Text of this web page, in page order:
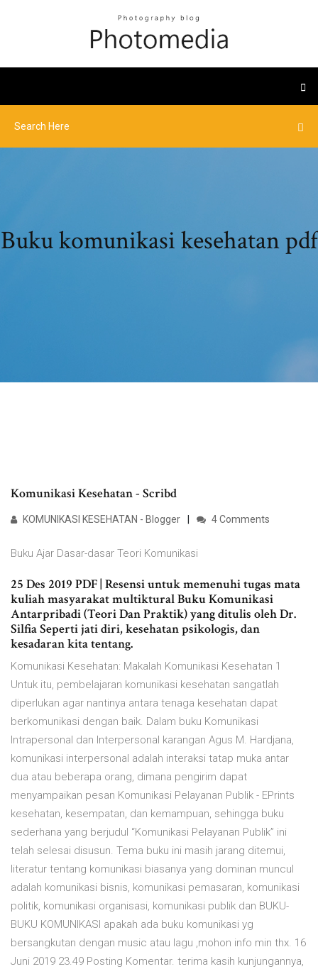
Buku komunikasi kesehatan pdf
Komunikasi Kesehatan - Scribd
KOMUNIKASI KESEHATAN - Blogger 4 Comments
Buku Ajar Dasar-dasar Teori Komunikasi
25 Des 2019 PDF | Resensi untuk memenuhi tugas mata
kuliah masyarakat multiktural Buku Komunikasi
Antarpribadi (Teori Dan Praktik) yang ditulis oleh Dr.
Silfia Seperti jati diri, kesehatan psikologis, dan
kesadaran kita tentang.
Komunikasi Kesehatan: Makalah Komunikasi Kesehatan 1
Untuk itu, pembelajaran komunikasi kesehatan sangatlah
diperlukan agar nantinya antara tenaga kesehatan dapat
berkomunikasi dengan baik. Dalam buku Komunikasi
Intrapersonal dan Interpersonal karangan Agus M. Hardjana,
komunikasi interpersonal adalah interaksi tatap muka antar
dua atau beberapa orang, dimana pengirim dapat
menyampaikan pesan Komunikasi Pelayanan Publik - EPrints
kesehatan, kesempatan, dan kemampuan, sehingga buku
sederhana yang berjudul “Komunikasi Pelayanan Publik” ini
telah selesai disusun. Tema buku ini masih jarang ditemui,
literatur tentang komunikasi biasanya yang dominan muncul
adalah komunikasi bisnis, komunikasi pemasaran, komunikasi
politik, komunikasi organisasi, komunikasi publik dan BUKU-
BUKU KOMUNIKASI apakah ada buku komunikasi yg
bersangkutan dengan music atau lagu ,mohon info min thx. 16
Juni 2019 23.49 Posting Komentar. terima kasih kunjungannya,